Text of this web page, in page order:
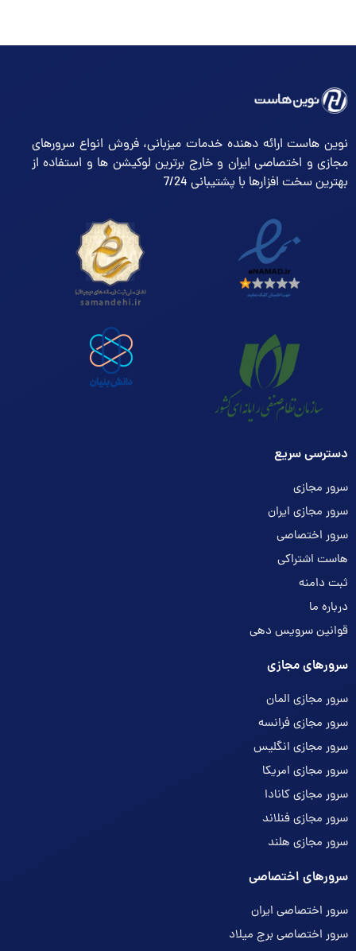
نوین هاست ارائه دهنده خدمات میزبانی، فروش انواع سرورهای
مجازی و اختصاصی ایران و خارج برترین لوکیشن ها و استفاده از
بهترین سخت افزارها با پشتیبانی 7/24
دسترسی سریع
سرور مجازی
سرور مجازی ایران
سرور اختصاصی
هاست اشتراکی
ثبت دامنه
درباره ما
قوانین سرویس دهی
سرورهای مجازی
سرور مجازی المان
سرور مجازی فرانسه
سرور مجازی انگلیس
سرور مجازی امریکا
سرور مجازی کانادا
سرور مجازی فنلاند
سرور مجازی هلند
سرورهای اختصاصی
سرور اختصاصی ایران
سرور اختصاصی برج میلاد